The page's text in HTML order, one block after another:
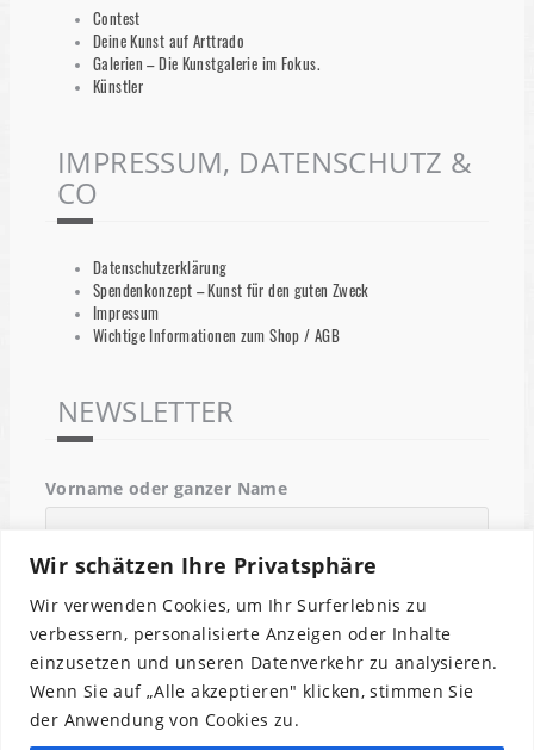
Wir schätzen Ihre Privatsphäre
Wir verwenden Cookies, um Ihr Surferlebnis zu
verbessern, personalisierte Anzeigen oder Inhalte
einzusetzen und unseren Datenverkehr zu analysieren.
Wenn Sie auf „Alle akzeptieren" klicken, stimmen Sie
der Anwendung von Cookies zu.
Contest
Deine Kunst auf Arttrado
Galerien – Die Kunstgalerie im Fokus.
Künstler
IMPRESSUM, DATENSCHUTZ &
CO
Datenschutzerklärung
Spendenkonzept – Kunst für den guten Zweck
Impressum
Wichtige Informationen zum Shop / AGB
NEWSLETTER
Vorname oder ganzer Name
Email
Indem Du fortfährst, akzeptierst Du unsere
Datenschutzerklärung.